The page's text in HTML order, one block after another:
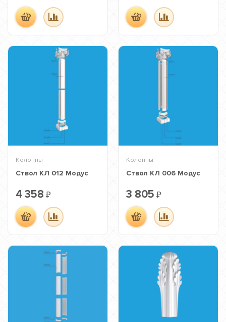
Колонны
Ствол КЛ 012 Модус
4 358 ₽
Колонны
Ствол КЛ 006 Модус
3 805 ₽